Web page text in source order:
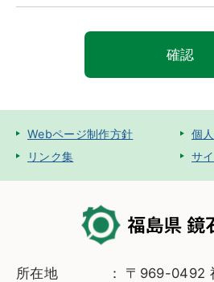
Webページ制作方針
個
リンク集
サ
所在地
〒969-0492